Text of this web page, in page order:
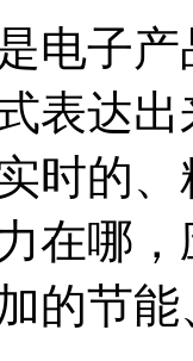
电子
表达
时的
在哪
节能